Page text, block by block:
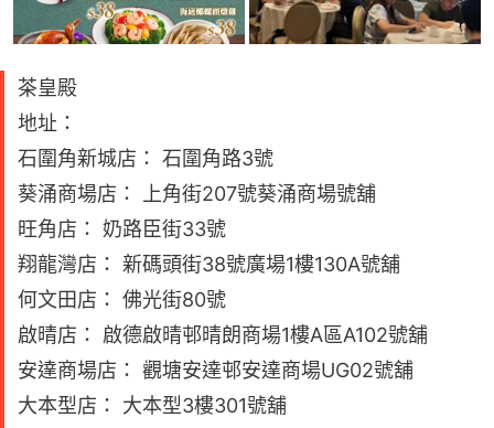
茶皇殿
地址：
石圍角新城店： 石圍角路3號
葵涌商場店： 上角街207號葵涌商場號舖
旺角店： 奶路臣街33號
翔龍灣店： 新碼頭街38號廣場1樓130A號舖
何文田店： 佛光街80號
啟晴店： 啟德啟晴邨晴朗商場1樓A區A102號舖
安達商場店： 觀塘安達邨安達商場UG02號舖
大本型店： 大本型3樓301號舖